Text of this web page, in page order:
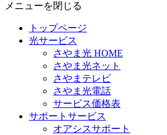
メニューを閉じる
トップページ
光サービス
さやま光 HOME
さやま光ネット
さやまテレビ
さやま光電話
サービス価格表
サポートサービス
オアシスサポート